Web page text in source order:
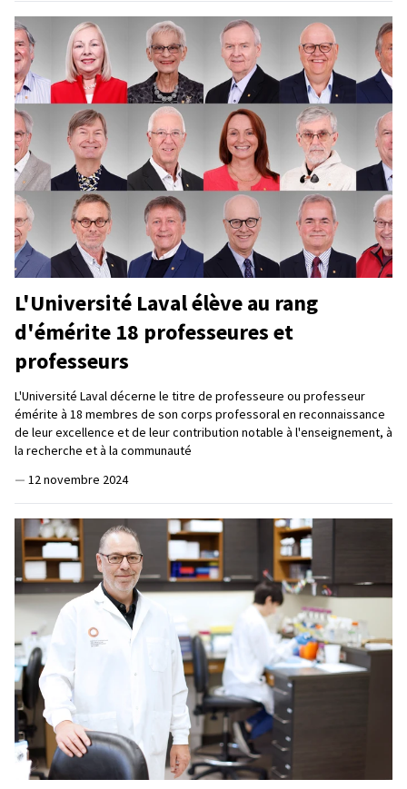
L'Université Laval élève au rang
d'émérite 18 professeures et
professeurs
L'Université Laval décerne le titre de professeure ou professeur
émérite à 18 membres de son corps professoral en reconnaissance
de leur excellence et de leur contribution notable à l'enseignement, à
la recherche et à la communauté
— 12 novembre 2024